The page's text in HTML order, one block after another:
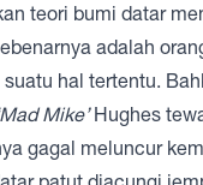
teori bumi datar
adalah
hal tertentu.
Mike’Hughes
gagal meluncur